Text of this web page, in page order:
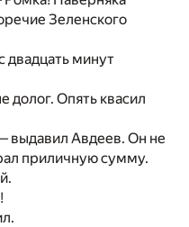
Зеленского
двадцать минут
долог. Опять квасил
выдавил Авдеев. Он не
приличную сумму.